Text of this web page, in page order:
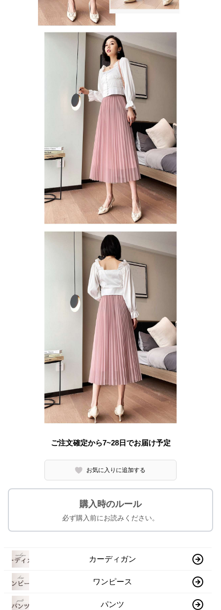
ご注文確定から7~28日でお届け予定
お気に入りに追加する
購入時のルール
必ず購入前にお読みください。
カーディガン
ワンピース
パンツ